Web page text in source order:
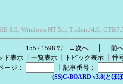
8.0; Windows NT 5.1; Trident/4.0;
155 / 1598 ﾂﾘｰ ←次へ｜ 前
ド表示 一覧表示 トピック表示
番
ージ：
記事番号：
(SS)C-BOARD v3.8(とほ